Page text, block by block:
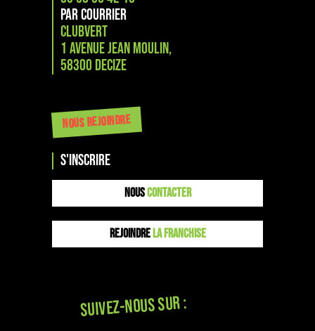
PAR COURRIER
CLUBVERT
1 Avenue Jean Moulin,
58300 Decize
NOUS REJOINDRE
s'inscrire
NOUSCONTACTER
REJOINDRE LA FRANCHISE
Suivez-nous sur :